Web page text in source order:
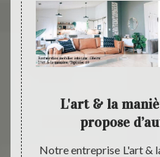
la
;
L'art & la
propose
Notre entreprise L'art &